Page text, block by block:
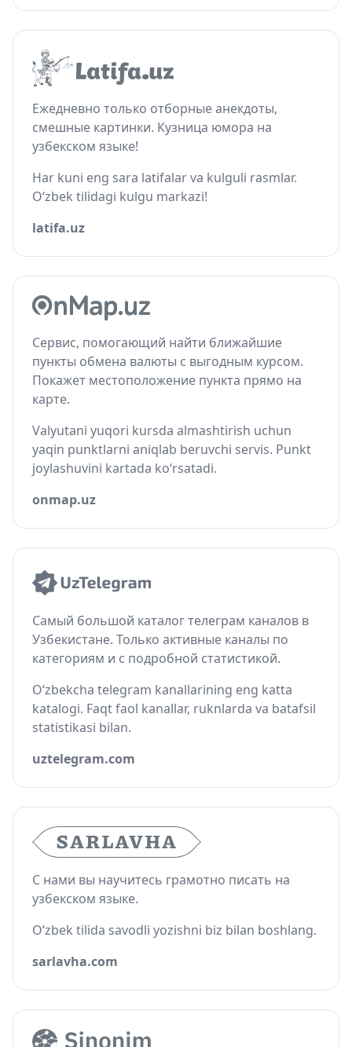
Ежедневно только отборные анекдоты,
смешные картинки. Кузница юмора на
узбекском языке!
Har kuni eng sara latifalar va kulguli rasmlar.
O‘zbek tilidagi kulgu markazi!
latifa.uz
Сервис, помогающий найти ближайшие
пункты обмена валюты с выгодным курсом.
Покажет местоположение пункта прямо на
карте.
Valyutani yuqori kursda almashtirish uchun
yaqin punktlarni aniqlab beruvchi servis. Punkt
joylashuvini kartada ko‘rsatadi.
onmap.uz
Самый большой каталог телеграм каналов в
Узбекистане. Только активные каналы по
категориям и с подробной статистикой.
O‘zbekcha telegram kanallarining eng katta
katalogi. Faqt faol kanallar, ruknlarda va batafsil
statistikasi bilan.
uztelegram.com
С нами вы научитесь грамотно писать на
узбекском языке.
O‘zbek tilida savodli yozishni biz bilan boshlang.
sarlavha.com